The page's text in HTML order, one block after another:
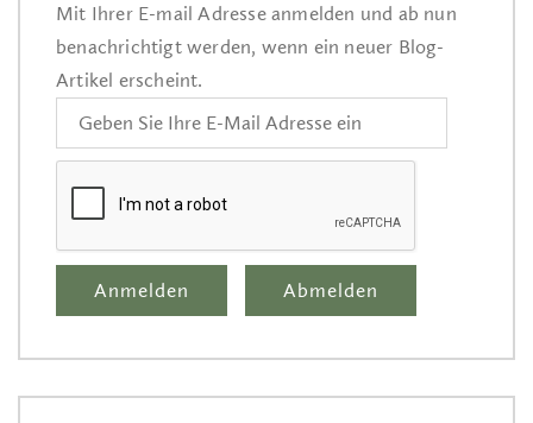
Mit Ihrer E-mail Adresse anmelden und ab nun
benachrichtigt werden, wenn ein neuer Blog-
Artikel erscheint.